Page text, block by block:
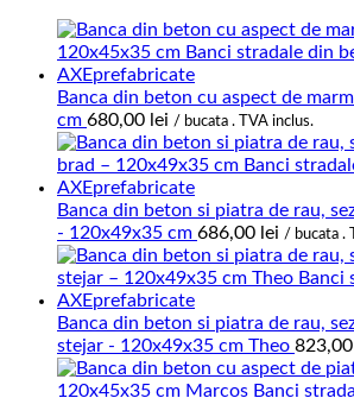
Banca din beton cu aspect de
cm 680,00 lei / bucata . TVA inclus.
Banca din beton si piatra de rau,
- 120x49x35 cm 686,00 lei / bucata .
Banca din beton si piatra de rau,
stejar - 120x49x35 cm Theo 823,00